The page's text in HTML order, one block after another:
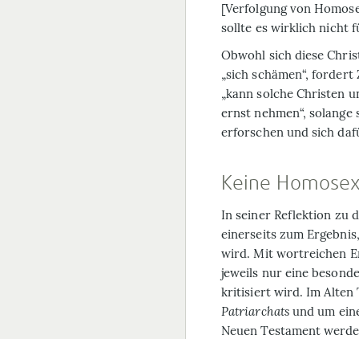
[Verfolgung von
sollte es wirklich nicht
Obwohl sich diese
„sich schämen“,
„kann solche Christen
ernst nehmen“,
erforschen und sich
Keine
In seiner Reflektion zu
einerseits zum
wird. Mit wortreichen
jeweils nur eine
kritisiert wird. Im Alten
Patriarchatsund um
Neuen Testament